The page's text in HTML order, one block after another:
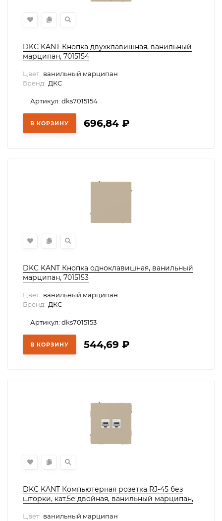
DKC KANT Кнопка двухклавишная, ванильный
марципан, 7015154
Цвет: ванильный марципан
Бренд: ДКС
Артикул: dks7015154
В КОРЗИНУ 696,84 ₽
DKC KANT Кнопка одноклавишная, ванильный
марципан, 7015153
Цвет: ванильный марципан
Бренд: ДКС
Артикул: dks7015153
В КОРЗИНУ 544,69 ₽
DKC KANT Компьютерная розетка RJ-45 без
шторки, кат.5е двойная, ванильный марципан,
Цвет: ванильный марципан